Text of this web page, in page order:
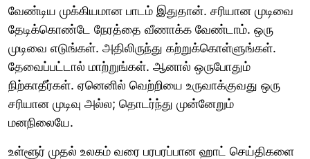
வேண்டிய முக்கியமான பாடம் இதுதான். சரியான முடிவை
தேடிக்கொண்டே நேரத்தை வீணாக்க வேண்டாம். ஒரு
முடிவை எடுங்கள். அதிலிருந்து கற்றுக்கொள்ளுங்கள்.
தேவைப்பட்டால் மாற்றுங்கள். ஆனால் ஒருபோதும்
நிற்காதீர்கள். ஏனெனில் வெற்றியை உருவாக்குவது ஒரு
சரியான முடிவு அல்ல; தொடர்ந்து முன்னேறும்
மனநிலையே.
உள்ளூர் முதல் உலகம் வரை பரபரப்பான ஹாட் செய்திகளை